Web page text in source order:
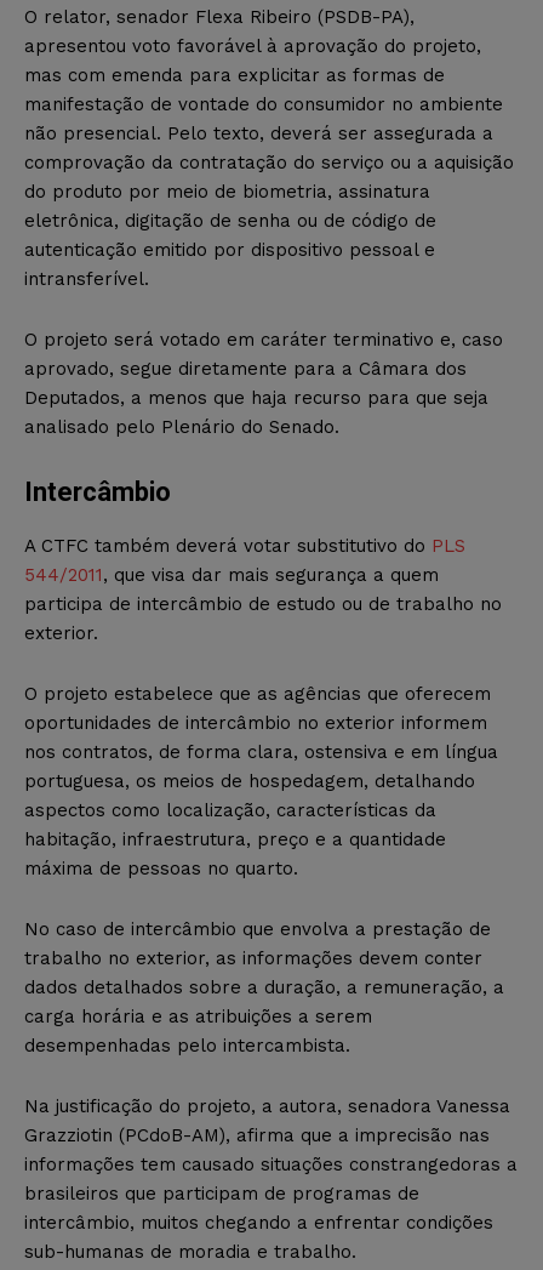
O relator, senador Flexa Ribeiro (PSDB-PA),
apresentou voto favorável à aprovação do projeto,
mas com emenda para explicitar as formas de
manifestação de vontade do consumidor no ambiente
não presencial. Pelo texto, deverá ser assegurada a
comprovação da contratação do serviço ou a aquisição
do produto por meio de biometria, assinatura
eletrônica, digitação de senha ou de código de
autenticação emitido por dispositivo pessoal e
intransferível.
O projeto será votado em caráter terminativo e, caso
aprovado, segue diretamente para a Câmara dos
Deputados, a menos que haja recurso para que seja
analisado pelo Plenário do Senado.
Intercâmbio
A CTFC também deverá votar substitutivo do PLS
544/2011, que visa dar mais segurança a quem
participa de intercâmbio de estudo ou de trabalho no
exterior.
O projeto estabelece que as agências que oferecem
oportunidades de intercâmbio no exterior informem
nos contratos, de forma clara, ostensiva e em língua
portuguesa, os meios de hospedagem, detalhando
aspectos como localização, características da
habitação, infraestrutura, preço e a quantidade
máxima de pessoas no quarto.
No caso de intercâmbio que envolva a prestação de
trabalho no exterior, as informações devem conter
dados detalhados sobre a duração, a remuneração, a
carga horária e as atribuições a serem
desempenhadas pelo intercambista.
Na justificação do projeto, a autora, senadora Vanessa
Grazziotin (PCdoB-AM), afirma que a imprecisão nas
informações tem causado situações constrangedoras a
brasileiros que participam de programas de
intercâmbio, muitos chegando a enfrentar condições
sub-humanas de moradia e trabalho.